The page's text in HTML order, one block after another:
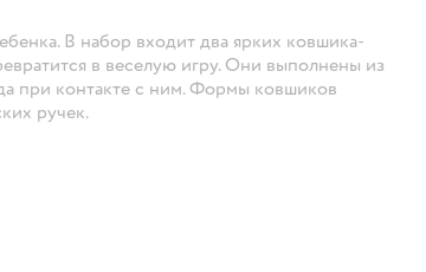
В набор входит два ярких ковшика-
в веселую игру. Они выполнены из
при контакте с ним. Формы ковшиков
ручек.